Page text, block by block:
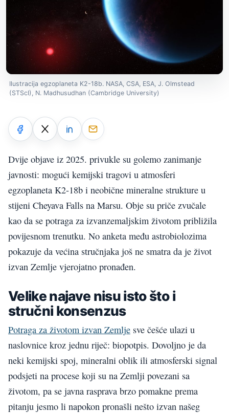
Ilustracija egzoplaneta K2-18b. NASA, CSA, ESA, J. Olmstead
(STScI), N. Madhusudhan (Cambridge University)
Dvije objave iz 2025. privukle su golemo zanimanje
javnosti: mogući kemijski tragovi u atmosferi
egzoplaneta K2-18b i neobične mineralne strukture u
stijeni Cheyava Falls na Marsu. Obje su priče zvučale
kao da se potraga za izvanzemaljskim životom približila
povijesnom trenutku. No anketa među astrobiolozima
pokazuje da većina stručnjaka još ne smatra da je život
izvan Zemlje vjerojatno pronađen.
Velike najave nisu isto što i
stručni konsenzus
Potraga za životom izvan Zemlje sve češće ulazi u
naslovnice kroz jednu riječ: biopotpis. Dovoljno je da
neki kemijski spoj, mineralni oblik ili atmosferski signal
podsjeti na procese koji su na Zemlji povezani sa
životom, pa se javna rasprava brzo pomakne prema
pitanju jesmo li napokon pronašli nešto izvan našeg